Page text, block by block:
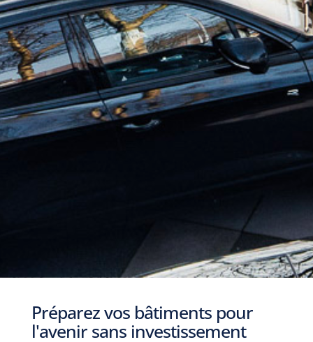
Préparez vos bâtiments pour
l'avenir sans investissement